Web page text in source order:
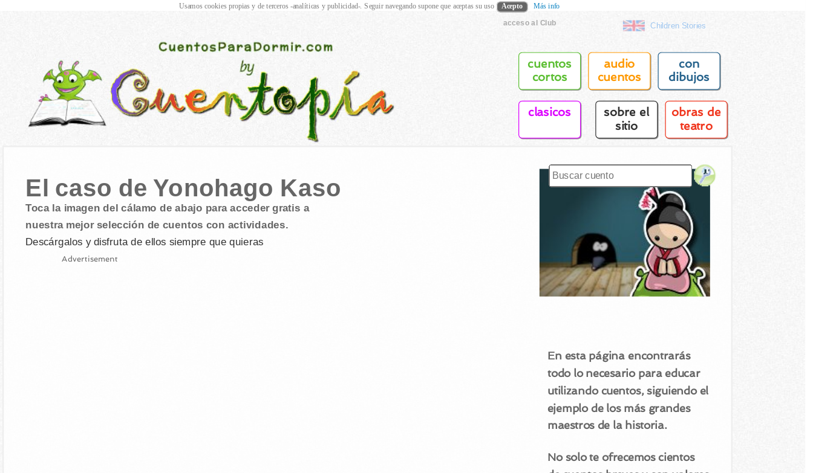
acceso al Club Children Stories
cuentos
cortos
audio
cuentos
con
dibujos
clasicos
sobre el
sitio
obras de
teatro
El caso de Yonohago Kaso
Toca la imagen del cálamo de abajo para acceder gratis a
nuestra mejor selección de cuentos con actividades.
Descárgalos y disfruta de ellos siempre que quieras
Advertisement
En esta página encontrarás
todo lo necesario para educar
utilizando cuentos, siguiendo el
ejemplo de los más grandes
maestros de la historia.
No solo te ofrecemos cientos
Usamos cookies propias y de terceros -analíticas y publicidad-. Seguir navegando supone que aceptas su uso Acepto Más info